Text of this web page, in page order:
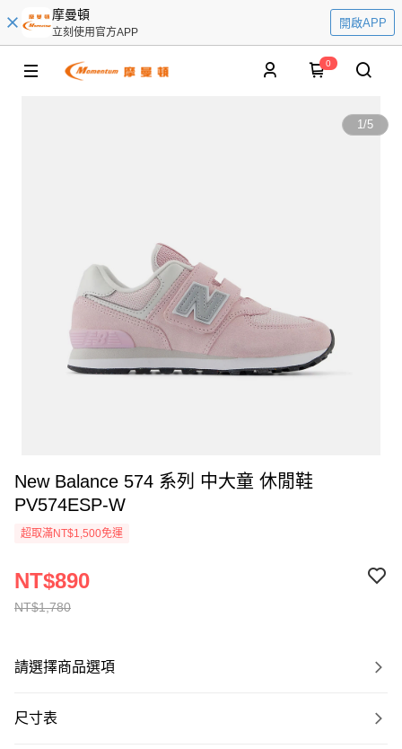
摩曼頓
立刻使用官方APP
開啟APP
0
1/5
New Balance 574 系列 中大童 休閒鞋
PV574ESP-W
超取滿NT$1,500免運
NT$1,780
NT$890
請選擇商品選項
尺寸表